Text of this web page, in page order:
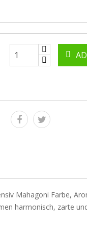
Mahagoni Farbe,
harmonisch, zarte